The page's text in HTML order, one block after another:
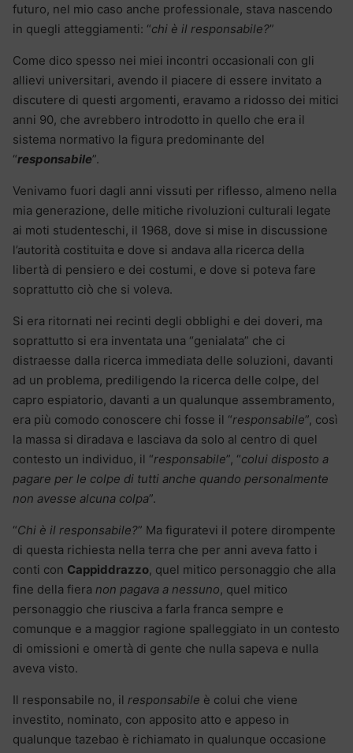
futuro, nel mio caso anche professionale, stava nascendo
in quegli atteggiamenti: “chi è il responsabile?”
Come dico spesso nei miei incontri occasionali con gli
allievi universitari, avendo il piacere di essere invitato a
discutere di questi argomenti, eravamo a ridosso dei mitici
anni 90, che avrebbero introdotto in quello che era il
sistema normativo la figura predominante del
“responsabile”.
Venivamo fuori dagli anni vissuti per riflesso, almeno nella
mia generazione, delle mitiche rivoluzioni culturali legate
ai moti studenteschi, il 1968, dove si mise in discussione
l’autorità costituita e dove si andava alla ricerca della
libertà di pensiero e dei costumi, e dove si poteva fare
soprattutto ciò che si voleva.
Si era ritornati nei recinti degli obblighi e dei doveri, ma
soprattutto si era inventata una “genialata” che ci
distraesse dalla ricerca immediata delle soluzioni, davanti
ad un problema, prediligendo la ricerca delle colpe, del
capro espiatorio, davanti a un qualunque assembramento,
era più comodo conoscere chi fosse il “responsabile”, così
la massa si diradava e lasciava da solo al centro di quel
contesto un individuo, il “responsabile”, “colui disposto a
pagare per le colpe di tutti anche quando personalmente
non avesse alcuna colpa”.
“Chi è il responsabile?” Ma figuratevi il potere dirompente
di questa richiesta nella terra che per anni aveva fatto i
conti con Cappiddrazzo, quel mitico personaggio che alla
fine della fiera non pagava a nessuno, quel mitico
personaggio che riusciva a farla franca sempre e
comunque e a maggior ragione spalleggiato in un contesto
di omissioni e omertà di gente che nulla sapeva e nulla
aveva visto.
Il responsabile no, il responsabile è colui che viene
investito, nominato, con apposito atto e appeso in
qualunque tazebao è richiamato in qualunque occasione